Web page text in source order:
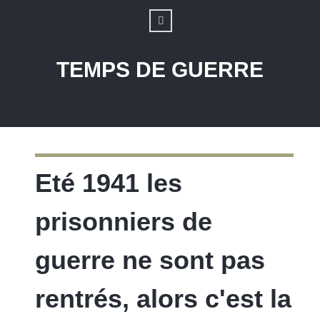
TEMPS DE GUERRE
Eté 1941 les
prisonniers de
guerre ne sont pas
rentrés, alors c'est la